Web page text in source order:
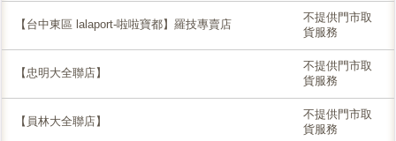
【台中東區 lalaport-啦啦寶都】羅技專賣店
不提供門市取
貨服務
【忠明大全聯店】
不提供門市取
貨服務
【員林大全聯店】
不提供門市取
貨服務